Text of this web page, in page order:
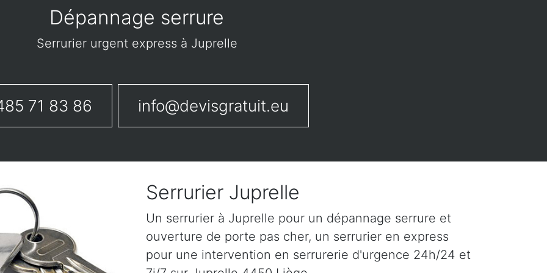
Dépannage serrure
Serrurier urgent express à Juprelle
71 83 86 info@devisgratuit.eu
Serrurier Juprelle
Un serrurier à Juprelle pour un dépannage serrure et
ouverture de porte pas cher, un serrurier en express
pour une intervention en serrurerie d'urgence 24h/24 et